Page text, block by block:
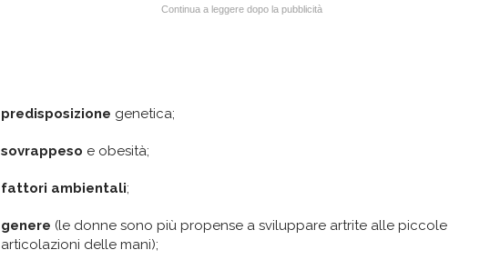
Continua a leggere dopo la pubblicità
predisposizione genetica;
sovrappeso e obesità;
fattori ambientali;
genere (le donne sono più propense a sviluppare artrite alle piccole
articolazioni delle mani);